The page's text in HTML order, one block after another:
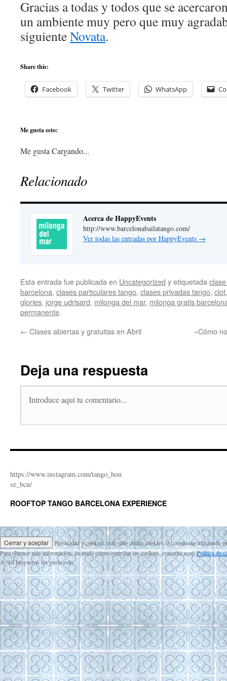
Gracias a todas y todos que se
un ambiente muy pero que muy
siguienteNovata.
Share this:
Facebook Twitter WhatsApp
Me gusta esto:
Me gusta Cargando...
Relacionado
Acerca de HappyEvents
http://www.barcelonabailatango.com/
Ver todas las entradas por HappyEvents →
Esta entrada fue publicada en Uncategorized y etiquetada
barcelona, clases particulares tango, clases privadas tango, clot
glories, jorge udrisard, milonga del mar, milonga gratis
permanente.
← Clases abiertas y gratuitas en Abril «Cómo
Deja una respuesta
https://www.instagram.com/tango_hou
se_bcn/
ROOFTOP TANGO BARCELONA EXPERIENCE
Privacidad y cookies: este sitio utiliza cookies. Al continuar utilizando
Para obtener más información, incluido cómo controlar las cookies, consulta aquí:Política de
A%dblogueros les gusta esto: